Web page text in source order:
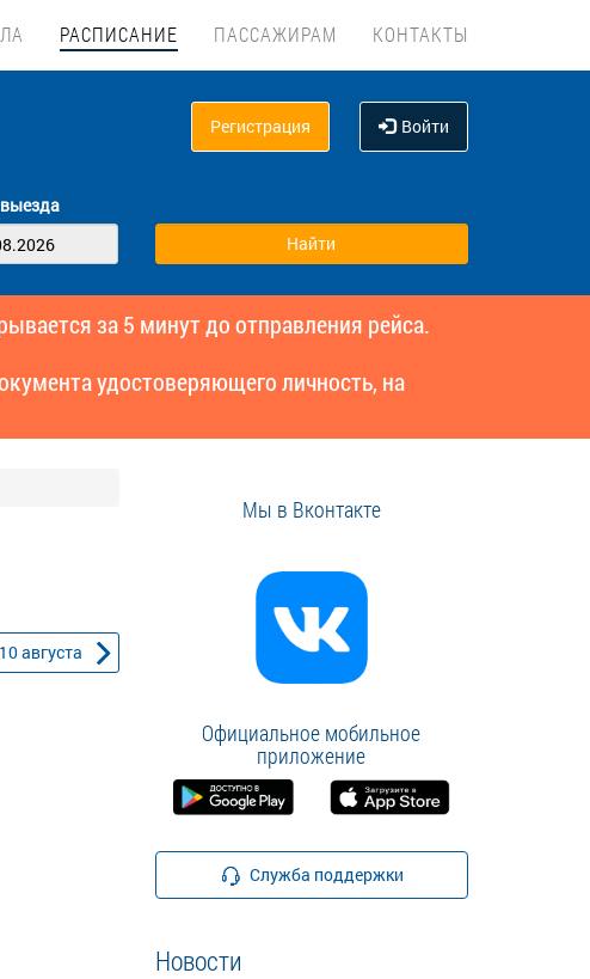
РАСПИСАНИЕ ПАССАЖИРАМ КОНТАКТЫ
Регистрация Войти
за 5 минут до отправления рейса.
удостоверяющего личность, на
10августа
Мы в Вконтакте
Официальное мобильное
приложение
Служба поддержки
Новости